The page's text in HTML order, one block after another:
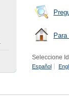
Seleccione
Español